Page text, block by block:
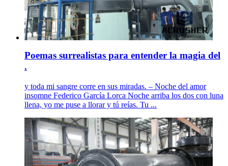
Poemas surrealistas para entender la magia del
.
y toda mi sangre corre en sus miradas. – Noche del amor
insomne Federico García Lorca Noche arriba los dos con luna
llena, yo me puse a llorar y tú reías. Tu ...